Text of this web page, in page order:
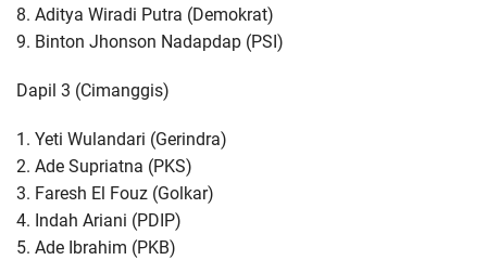
8. Aditya Wiradi Putra (Demokrat)
9. Binton Jhonson Nadapdap (PSI)
Dapil 3 (Cimanggis)
1. Yeti Wulandari (Gerindra)
2. Ade Supriatna (PKS)
3. Faresh El Fouz (Golkar)
4. Indah Ariani (PDIP)
5. Ade Ibrahim (PKB)